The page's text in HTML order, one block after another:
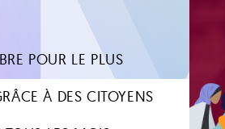
POUR LE PLUS
À DES CITOYENS